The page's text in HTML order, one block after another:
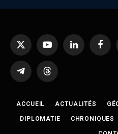
X
YouTubeLinkedIn
TelegramThreads
ACCUEIL ACTUALITÉS
DIPLOMATIE CHRONIQUES